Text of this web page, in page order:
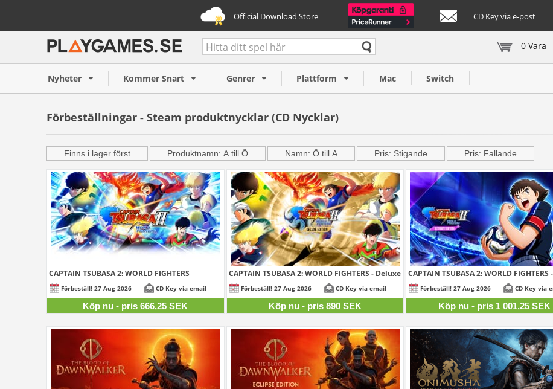
Official Download Store CD Key via e-post
0 Vara
Nyheter Kommer Snart Genrer Plattform Mac Switch
Förbeställningar - Steam produktnycklar (CD Nycklar)
Finns i lager först Produktnamn: A till Ö Namn: Ö till A Pris: Stigande Pris: Fallande
CAPTAIN TSUBASA 2: WORLD FIGHTERS
666,25 SEK
Förbeställ! 27 Aug 2026 CD Key via email
Köp nu - pris 666,25 SEK
CAPTAIN TSUBASA 2: WORLD FIGHTERS - Deluxe...
890 SEK
Förbeställ! 27 Aug 2026 CD Key via email
Köp nu - pris 890 SEK
CAPTAIN TSUBASA 2: WORLD FIGHTERS
1 001,25
Förbeställ! 27 Aug 2026 CD Key via
Köp nu - pris 1 001,25 SEK